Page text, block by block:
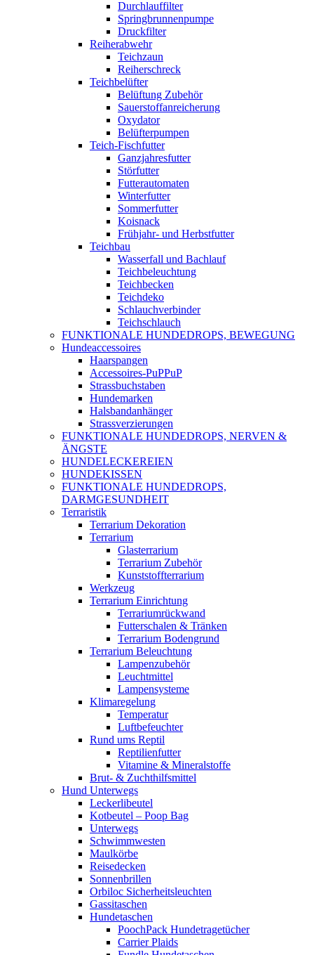
Durchlauffilter
Springbrunnenpumpe
Druckfilter
Reiherabwehr
Teichzaun
Reiherschreck
Teichbelüfter
Belüftung Zubehör
Sauerstoffanreicherung
Oxydator
Belüfterpumpen
Teich-Fischfutter
Ganzjahresfutter
Störfutter
Futterautomaten
Winterfutter
Sommerfutter
Koisnack
Frühjahr- und Herbstfutter
Teichbau
Wasserfall und Bachlauf
Teichbeleuchtung
Teichbecken
Teichdeko
Schlauchverbinder
Teichschlauch
FUNKTIONALE HUNDEDROPS, BEWEGUNG
Hundeaccessoires
Haarspangen
Accessoires-PuPPuP
Strassbuchstaben
Hundemarken
Halsbandanhänger
Strassverzierungen
FUNKTIONALE HUNDEDROPS, NERVEN &
ÄNGSTE
HUNDELECKEREIEN
HUNDEKISSEN
FUNKTIONALE HUNDEDROPS,
DARMGESUNDHEIT
Terraristik
Terrarium Dekoration
Terrarium
Glasterrarium
Terrarium Zubehör
Kunststoffterrarium
Werkzeug
Terrarium Einrichtung
Terrariumrückwand
Futterschalen & Tränken
Terrarium Bodengrund
Terrarium Beleuchtung
Lampenzubehör
Leuchtmittel
Lampensysteme
Klimaregelung
Temperatur
Luftbefeuchter
Rund ums Reptil
Reptilienfutter
Vitamine & Mineralstoffe
Brut- & Zuchthilfsmittel
Hund Unterwegs
Leckerlibeutel
Kotbeutel – Poop Bag
Unterwegs
Schwimmwesten
Maulkörbe
Reisedecken
Sonnenbrillen
Orbiloc Sicherheitsleuchten
Gassitaschen
Hundetaschen
PoochPack Hundetragetücher
Carrier Plaids